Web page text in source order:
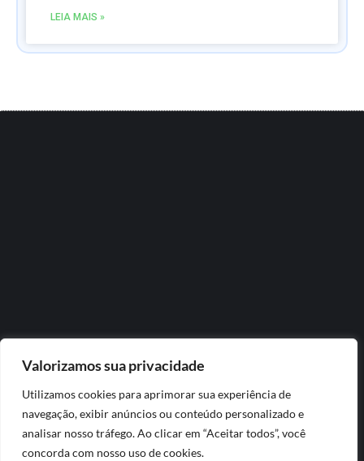
Valorizamos sua privacidade
Utilizamos cookies para aprimorar sua experiência de
navegação, exibir anúncios ou conteúdo personalizado e
analisar nosso tráfego. Ao clicar em “Aceitar todos”, você
concorda com nosso uso de cookies.
LEIA MAIS »